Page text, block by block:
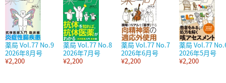
薬局 Vol.77 No.9
2026年8月号
¥2,200
薬局 Vol.77 No.8
2026年7月号
¥2,200
薬局 Vol.77 No.7
2026年6月号
¥2,200
薬局 Vol.77
2026年5月号
¥2,200